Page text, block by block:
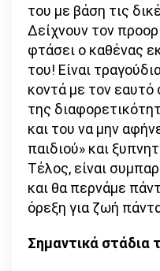
του με βάση τις
Δείχνουν τον
φτάσει ο καθένας
του! Είναι
κοντά με τον εαυτό
της
και του να μην
παιδιού» και
Τέλος, είναι
και θα περνάμε
όρεξη για ζωή
Σημαντικά στάδια